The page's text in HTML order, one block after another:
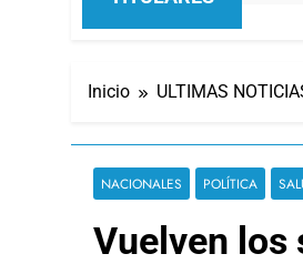
Inicio ULTIMAS
NACIONALES POLÍTICA
Vuelven los